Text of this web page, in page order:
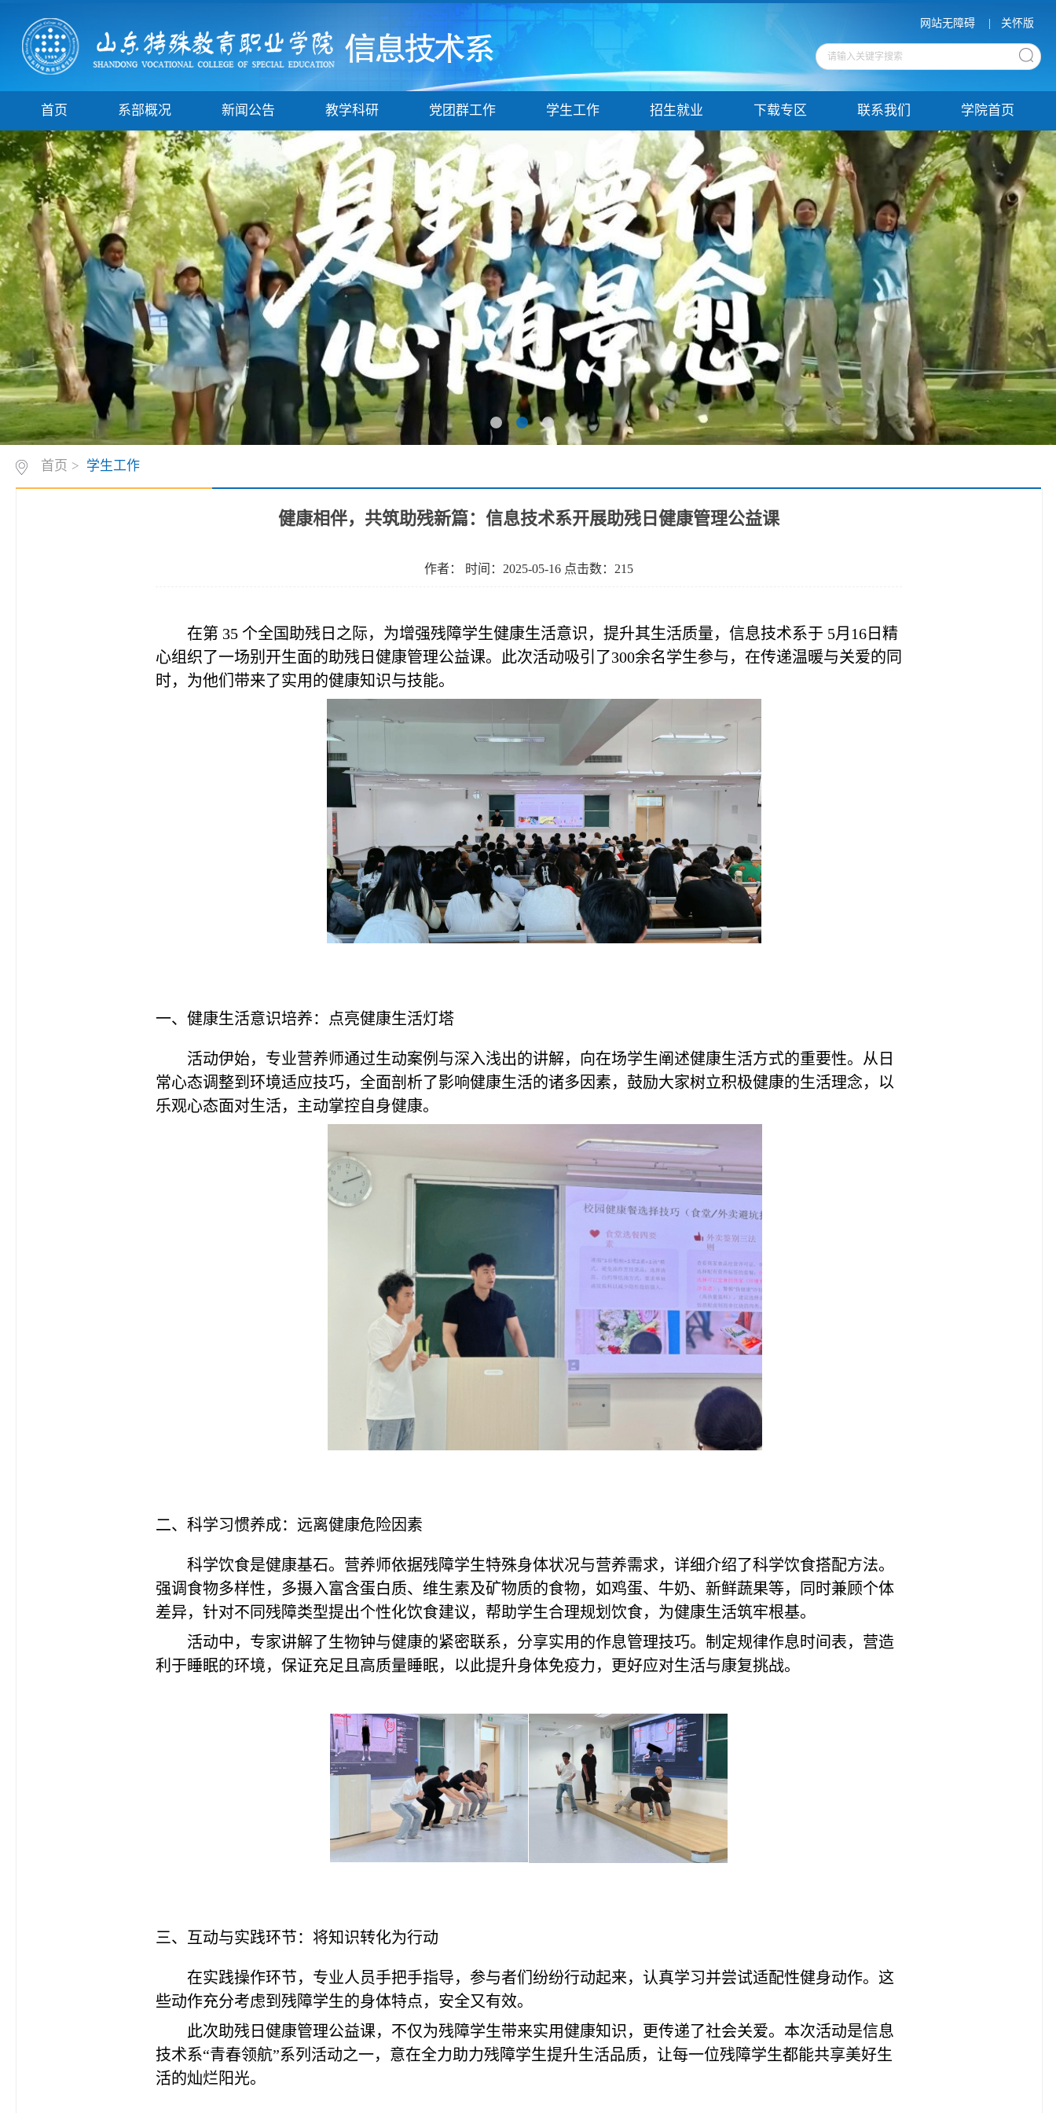
网站无障碍 关怀版
首页 系部概况 新闻公告 教学科研 党团群工作 学生工作 招生就业 下载专区 联系我们 学院首页
首页 > 学生工作
健康相伴，共筑助残新篇：信息技术系开展助残日健康管理公益课​
作者： 时间：2025-05-16 点击数： 215
在第 35 个全国助残日之际，为增强残障学生健康生活意识，提升其生活质量，信息技术系于 5月16日精
心组织了一场别开生面的助残日健康管理公益课。此次活动吸引了300余名学生参与，在传递温暖与关爱的同
时，为他们带来了实用的健康知识与技能。
一、健康生活意识培养：点亮健康生活灯塔
活动伊始，专业营养师通过生动案例与深入浅出的讲解，向在场学生阐述健康生活方式的重要性。从日
常心态调整到环境适应技巧，全面剖析了影响健康生活的诸多因素，鼓励大家树立积极健康的生活理念，以
乐观心态面对生活，主动掌控自身健康。
二、科学习惯养成：远离健康危险因素
科学饮食是健康基石。营养师依据残障学生特殊身体状况与营养需求，详细介绍了科学饮食搭配方法。
强调食物多样性，多摄入富含蛋白质、维生素及矿物质的食物，如鸡蛋、牛奶、新鲜蔬果等，同时兼顾个体
差异，针对不同残障类型提出个性化饮食建议，帮助学生合理规划饮食，为健康生活筑牢根基。
活动中，专家讲解了生物钟与健康的紧密联系，分享实用的作息管理技巧。制定规律作息时间表，营造
利于睡眠的环境，保证充足且高质量睡眠，以此提升身体免疫力，更好应对生活与康复挑战。
三、互动与实践环节：将知识转化为行动
在实践操作环节，专业人员手把手指导，参与者们纷纷行动起来，认真学习并尝试适配性健身动作。这
些动作充分考虑到残障学生的身体特点，安全又有效。
此次助残日健康管理公益课，不仅为残障学生带来实用健康知识，更传递了社会关爱。本次活动是信息
技术系“青春领航”系列活动之一，意在全力助力残障学生提升生活品质，让每一位残障学生都能共享美好生
活的灿烂阳光。